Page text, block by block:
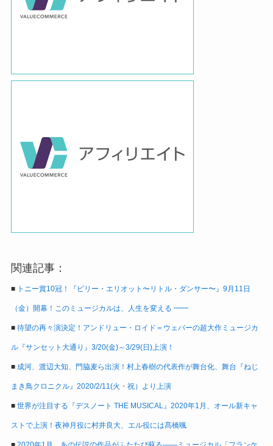
関連記事：
■ トニー賞10冠！『ビリー・エリオット〜リトル・ダンサー〜』9月11日
（金）開幕！このミュージカルは、人生を変える ━━
■ 待望の再々演決定！アンドリュー・ロイド＝ウェバーの超大作ミュージカ
ル『サンセット大通り』3/20(金)～3/29(日)上演！
■ 成河、渡辺大知、門脇麦ら出演！村上春樹の代表作が舞台化、舞台『ねじ
まき鳥クロニクル』2020/2/11(火・祝）より上演
■ 世界が注目する『デスノート THE MUSICAL』2020年1月、オール新キャ
ストで上演！夜神月役に村井良大、エル役には髙橋颯